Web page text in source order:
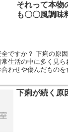
それって本
も〇〇風調味
ですか？ 下痢の原
生活の中に多く見
わせや傷んだものを
下痢が続く原